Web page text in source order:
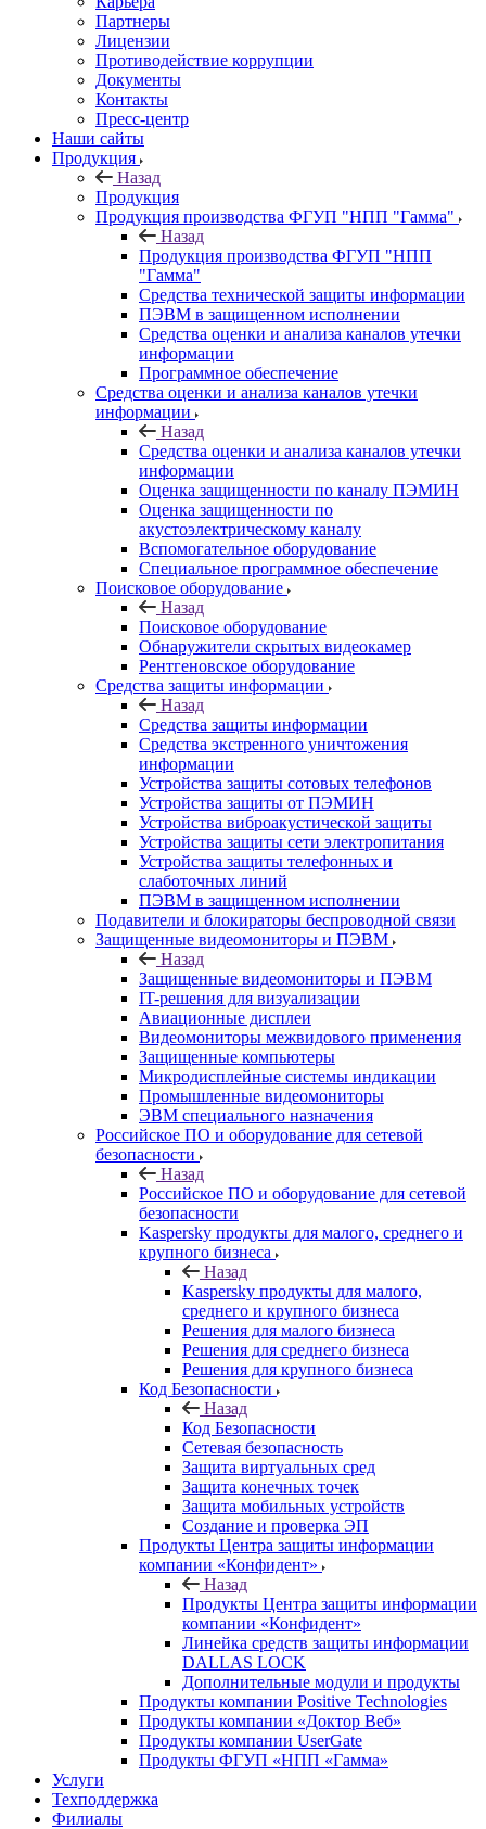
Партнеры
Лицензии
Противодействие коррупции
Документы
Контакты
Пресс-центр
Наши сайты
Продукция
Назад
Продукция
Продукция производства ФГУП "НПП "Гамма"
Назад
Продукция производства ФГУП "НПП
"Гамма"
Средства технической защиты информации
ПЭВМ в защищенном исполнении
Средства оценки и анализа каналов утечки
информации
Программное обеспечение
Средства оценки и анализа каналов утечки
информации
Назад
Средства оценки и анализа каналов утечки
информации
Оценка защищенности по каналу ПЭМИН
Оценка защищенности по
акустоэлектрическому каналу
Вспомогательное оборудование
Специальное программное обеспечение
Поисковое оборудование
Назад
Поисковое оборудование
Обнаружители скрытых видеокамер
Рентгеновское оборудование
Средства защиты информации
Назад
Средства защиты информации
Средства экстренного уничтожения
информации
Устройства защиты сотовых телефонов
Устройства защиты от ПЭМИН
Устройства виброакустической защиты
Устройства защиты сети электропитания
Устройства защиты телефонных и
слаботочных линий
ПЭВМ в защищенном исполнении
Подавители и блокираторы беспроводной связи
Защищенные видеомониторы и ПЭВМ
Назад
Защищенные видеомониторы и ПЭВМ
IT-решения для визуализации
Авиационные дисплеи
Видеомониторы межвидового применения
Защищенные компьютеры
Микродисплейные системы индикации
Промышленные видеомониторы
ЭВМ специального назначения
Российское ПО и оборудование для сетевой
безопасности
Назад
Российское ПО и оборудование для сетевой
безопасности
Kaspersky продукты для малого, среднего и
крупного бизнеса
Назад
Kaspersky продукты для малого,
среднего и крупного бизнеса
Решения для малого бизнеса
Решения для среднего бизнеса
Решения для крупного бизнеса
Код Безопасности
Назад
Код Безопасности
Сетевая безопасность
Защита виртуальных сред
Защита конечных точек
Защита мобильных устройств
Создание и проверка ЭП
Продукты Центра защиты информации
компании «Конфидент»
Назад
Продукты Центра защиты информации
компании «Конфидент»
Линейка средств защиты информации
DALLAS LOCK
Дополнительные модули и продукты
Продукты компании Positive Technologies
Продукты компании «Доктор Веб»
Продукты компании UserGate
Продукты ФГУП «НПП «Гамма»
Услуги
Техподдержка
Филиалы